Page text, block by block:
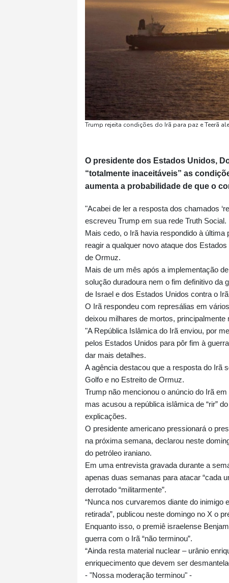
Trump rejeita condições do Irã para paz e Teerã
O presidente dos Estados Unidos,
“totalmente inaceitáveis” as
aumenta a probabilidade de que o
"Acabei de ler a resposta dos chamados
escreveu Trump em sua rede Truth Social.
Mais cedo, o Irã havia respondido à
reagir a qualquer novo ataque dos
de Ormuz.
Mais de um mês após a implementação
solução duradoura nem o fim definitivo da
de Israel e dos Estados Unidos contra o
O Irã respondeu com represálias em
deixou milhares de mortos,
"A República Islâmica do Irã enviou, por
pelos Estados Unidos para pôr fim à
dar mais detalhes.
A agência destacou que a resposta do Irã
Golfo e no Estreito de Ormuz.
Trump não mencionou o anúncio do Irã
mas acusou a república islâmica de “rir”
explicações.
O presidente americano pressionará o
na próxima semana, declarou neste
do petróleo iraniano.
Em uma entrevista gravada durante a
apenas duas semanas para atacar “cada
derrotado “militarmente”.
“Nunca nos curvaremos diante do inimigo
retirada”, publicou neste domingo no X o
Enquanto isso, o premiê israelense
guerra com o Irã “não terminou”.
“Ainda resta material nuclear – urânio
enriquecimento que devem ser
- "Nossa moderação terminou" -